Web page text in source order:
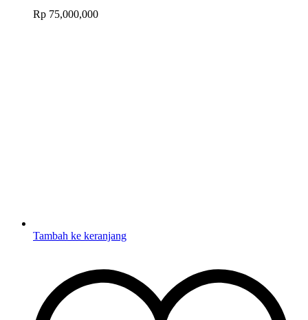
Rp 75,000,000
Tambah ke keranjang